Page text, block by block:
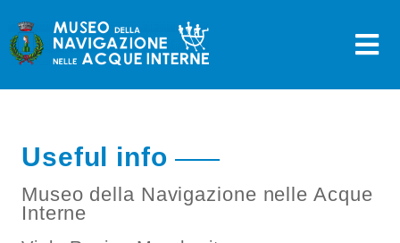
content
Useful info
Museo della Navigazione nelle Acque
Interne